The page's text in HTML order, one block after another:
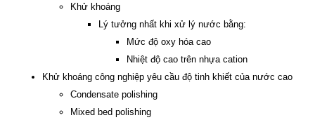
Khử khoáng
Lý tưởng nhất khi xử lý nước bằng:
Mức độ oxy hóa cao
Nhiệt độ cao trên nhựa cation
Khử khoáng công nghiệp yêu cầu độ tinh khiết của nước cao
Condensate polishing
Mixed bed polishing